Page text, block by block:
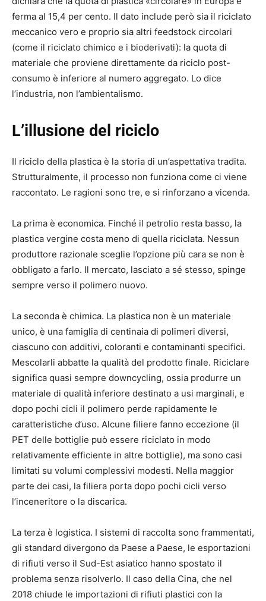
ferma al 15,4 per cento. Il dato include però sia il riciclato
meccanico vero e proprio sia altri feedstock circolari
(come il riciclato chimico e i bioderivati): la quota di
materiale che proviene direttamente da riciclo post-
consumo è inferiore al numero aggregato. Lo dice
l’industria, non l’ambientalismo.
L’illusione del riciclo
Il riciclo della plastica è la storia di un’aspettativa tradita.
Strutturalmente, il processo non funziona come ci viene
raccontato. Le ragioni sono tre, e si rinforzano a vicenda.
La prima è economica. Finché il petrolio resta basso, la
plastica vergine costa meno di quella riciclata. Nessun
produttore razionale sceglie l’opzione più cara se non è
obbligato a farlo. Il mercato, lasciato a sé stesso, spinge
sempre verso il polimero nuovo.
La seconda è chimica. La plastica non è un materiale
unico, è una famiglia di centinaia di polimeri diversi,
ciascuno con additivi, coloranti e contaminanti specifici.
Mescolarli abbatte la qualità del prodotto finale. Riciclare
significa quasi sempre downcycling, ossia produrre un
materiale di qualità inferiore destinato a usi marginali, e
dopo pochi cicli il polimero perde rapidamente le
caratteristiche d’uso. Alcune filiere fanno eccezione (il
PET delle bottiglie può essere riciclato in modo
relativamente efficiente in altre bottiglie), ma sono casi
limitati su volumi complessivi modesti. Nella maggior
parte dei casi, la filiera porta dopo pochi cicli verso
l’inceneritore o la discarica.
La terza è logistica. I sistemi di raccolta sono frammentati,
gli standard divergono da Paese a Paese, le esportazioni
di rifiuti verso il Sud-Est asiatico hanno spostato il
problema senza risolverlo. Il caso della Cina, che nel
2018 chiude le importazioni di rifiuti plastici con la